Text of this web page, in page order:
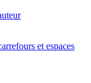
et espaces